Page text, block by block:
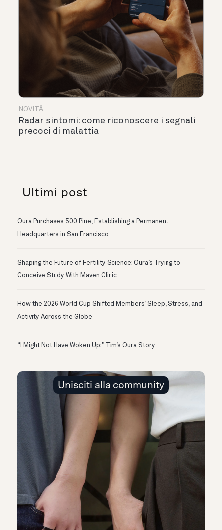
NOVITÀ
Radar sintomi: come riconoscere i segnali
precoci di malattia
Ultimi post
Oura Purchases 500 Pine, Establishing a Permanent
Headquarters in San Francisco
Shaping the Future of Fertility Science: Oura’s Trying to
Conceive Study With Maven Clinic
How the 2026 World Cup Shifted Members’ Sleep, Stress, and
Activity Across the Globe
“I Might Not Have Woken Up:” Tim’s Oura Story
Unisciti alla community